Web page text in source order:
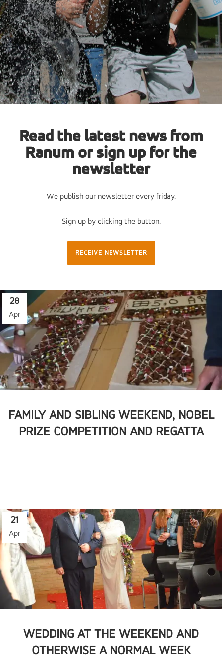
Read the latest news from
Ranum or sign up for the
newsletter
We publish our newsletter every friday.
Sign up by clicking the button.
RECEIVE NEWSLETTER
28
Apr
FAMILY AND SIBLING WEEKEND, NOBEL
PRIZE COMPETITION AND REGATTA
21
Apr
WEDDING AT THE WEEKEND AND
OTHERWISE A NORMAL WEEK